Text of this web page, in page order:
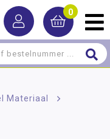
0
Materiaal
>